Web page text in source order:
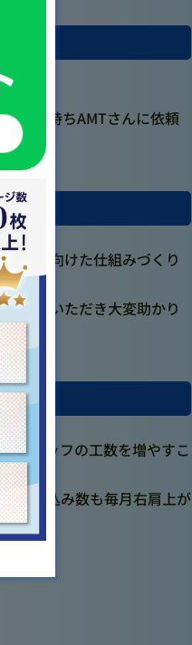
ート、
味を持ちAMTさんに依頼
施に向けた仕組みづくり
めていただき大変助かり
スタッフの工数を増やすこ
お申込み数も毎月右肩上が